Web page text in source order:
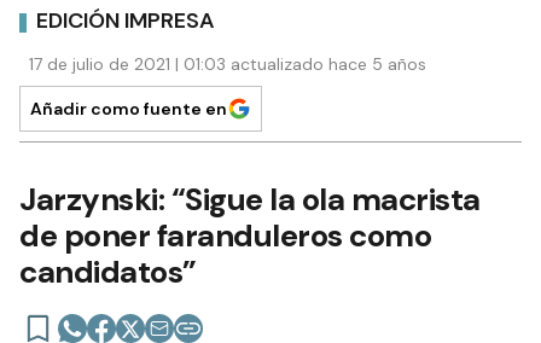
EDICIÓN IMPRESA
17 de julio de 2021 | 01:03 actualizado hace 5 años
Añadir como fuente en
Jarzynski: “Sigue la ola macrista
de poner faranduleros como
candidatos”